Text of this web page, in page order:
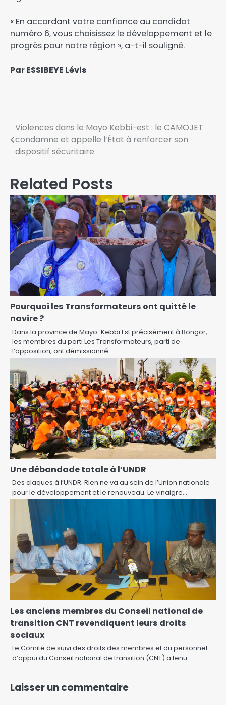
« En accordant votre confiance au candidat
numéro 6, vous choisissez le développement et le
progrès pour notre région », a-t-il souligné.
Par ESSIBEYE Lévis
Violences dans le Mayo Kebbi-est : le CAMOJET
condamne et appelle l’État à renforcer son
dispositif sécuritaire
Related Posts
Pourquoi les Transformateurs ont quitté le
navire ?
Dans la province de Mayo-Kebbi Est précisément à Bongor,
les membres du parti Les Transformateurs, parti de
l’opposition, ont démissionné…
Une débandade totale à l’UNDR
Des claques à l’UNDR. Rien ne va au sein de l’Union nationale
pour le développement et le renouveau. Le vinaigre…
Les anciens membres du Conseil national de
transition CNT revendiquent leurs droits
sociaux
Le Comité de suivi des droits des membres et du personnel
d’appui du Conseil national de transition (CNT) a tenu…
Laisser un commentaire